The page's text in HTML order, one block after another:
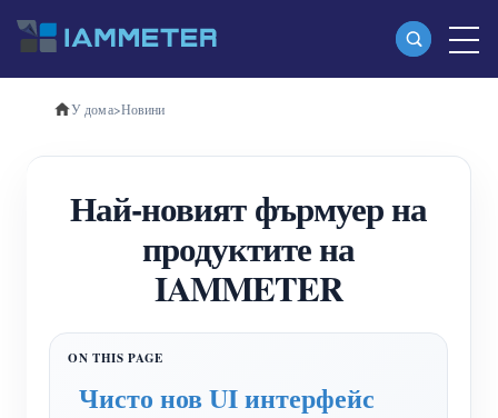
Продукти
(WEM3080)
Трифазен Wi-Fi измервател на енергия
(WEM3080T)
Трифазен Wi-Fi измервател на енергия
У дома>Новини
Най-новият фърмуер на
продуктите на
IAMMETER
Чисто нов UI интерфейс